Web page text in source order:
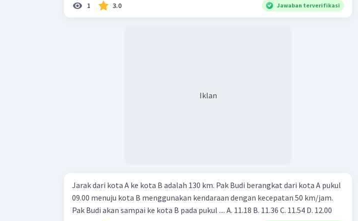
1 3.0 Jawaban terverifikasi
Iklan
Jarak dari kota A ke kota B adalah 130 km. Pak Budi berangkat dari kota A pukul
09.00 menuju kota B menggunakan kendaraan dengan kecepatan 50 km/jam.
Pak Budi akan sampai ke kota B pada pukul .... A. 11.18 B. 11.36 С. 11.54 D. 12.00